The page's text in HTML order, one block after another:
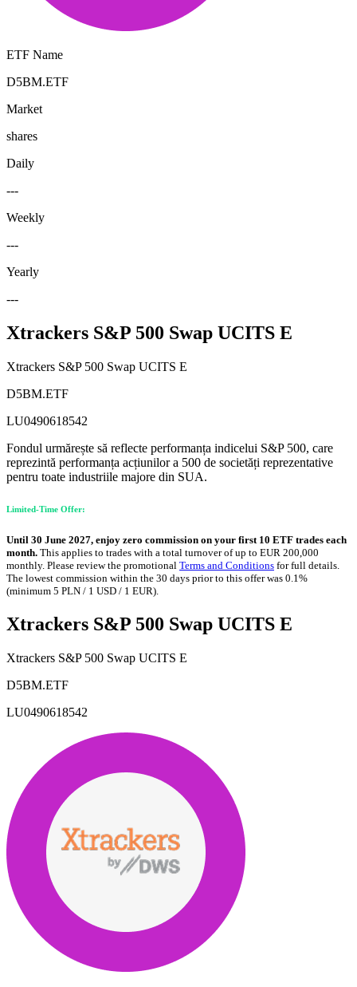
ETF Name
D5BM.ETF
Market
shares
Daily
---
Weekly
---
Yearly
---
Xtrackers S&P 500 Swap UCITS E
Xtrackers S&P 500 Swap UCITS E
D5BM.ETF
LU0490618542
Fondul urmărește să reflecte performanța indicelui S&P 500, care
reprezintă performanța acțiunilor a 500 de societăți reprezentative
pentru toate industriile majore din SUA.
Limited-Time Offer:
Until 30 June 2027, enjoy zero commission on your first 10 ETF trades each
month. This applies to trades with a total turnover of up to EUR 200,000
monthly. Please review the promotional Terms and Conditions for full details.
The lowest commission within the 30 days prior to this offer was 0.1%
(minimum 5 PLN / 1 USD / 1 EUR).
Xtrackers S&P 500 Swap UCITS E
Xtrackers S&P 500 Swap UCITS E
D5BM.ETF
LU0490618542